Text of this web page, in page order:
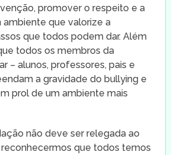
promover o respeito e a
ambiente que valorize a
que todos podem dar. Além
todos os membros da
– alunos, professores, pais e
a gravidade do bullying e
prol de um ambiente mais
não deve ser relegada ao
reconhecermos que todos temos